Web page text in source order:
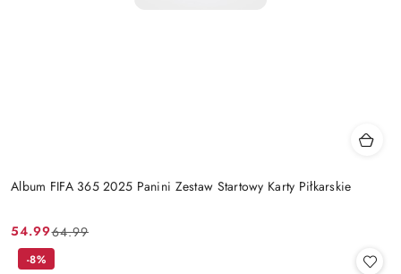
Album FIFA 365 2025 Panini Zestaw Startowy Karty Piłkarskie
Cena
promocyjna:
54.99
Cena
przed
64.99
-8%